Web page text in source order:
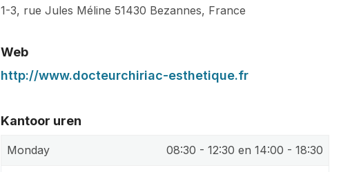
1-3, rue Jules Méline 51430 Bezannes, France
Web
http://www.docteurchiriac-esthetique.fr
Kantoor uren
Monday 08:30 - 12:30 en 14:00 - 18:30